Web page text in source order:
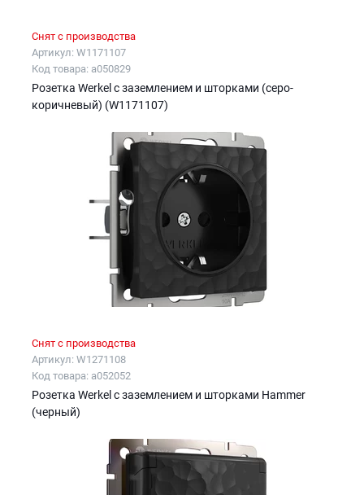
Снят с производства
Артикул: W1171107
Код товара: a050829
Розетка Werkel с заземлением и шторками (серо-
коричневый) (W1171107)
Снят с производства
Артикул: W1271108
Код товара: a052052
Розетка Werkel с заземлением и шторками Hammer
(черный)